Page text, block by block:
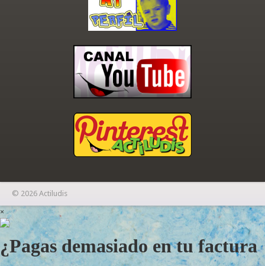
© 2026 Actiludis
×
¿Pagas demasiado en tu factura